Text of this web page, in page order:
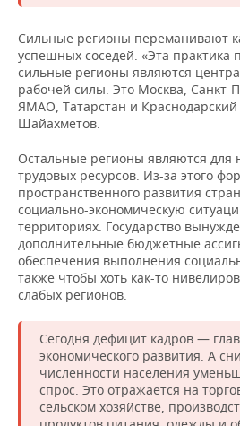
Сильные регионы переманивают
успешных соседей. «Эта практика
сильные регионы являются
рабочей силы. Это Москва, Санкт-
ЯМАО, Татарстан и
Шайахметов.
Остальные регионы являются для
трудовых ресурсов. Из-за этого
пространственного развития
социально-экономическую
территориях. Государство
дополнительные бюджетные
обеспечения выполнения
также чтобы хоть как-то
слабых регионов.
Сегодня дефицит кадров —
экономического развития. А
численности населения
спрос. Это отражается на
сельском хозяйстве,